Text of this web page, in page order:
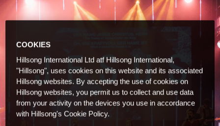
COOKIES
Hillsong International Ltd atf Hillsong International,
"Hillsong", uses cookies on this website and its associated
Hillsong websites. By accepting the use of cookies on
Hillsong websites, you permit us to collect and use data
from your activity on the devices you use in accordance
with Hillsong's Cookie Policy.